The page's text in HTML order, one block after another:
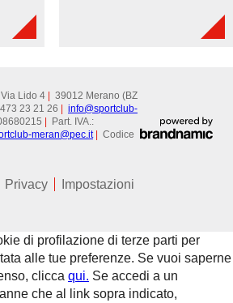
Via Lido 4
39012 Merano (BZ
23 21 26 info@sportclub-
Part. IVA.:
meran@pec.it
Codice
Privacy
Impostazioni
di profilazione di terze parti per
alle tue preferenze. Se vuoi saperne
clicca qui. Se accedi a un
che al link sopra indicato,